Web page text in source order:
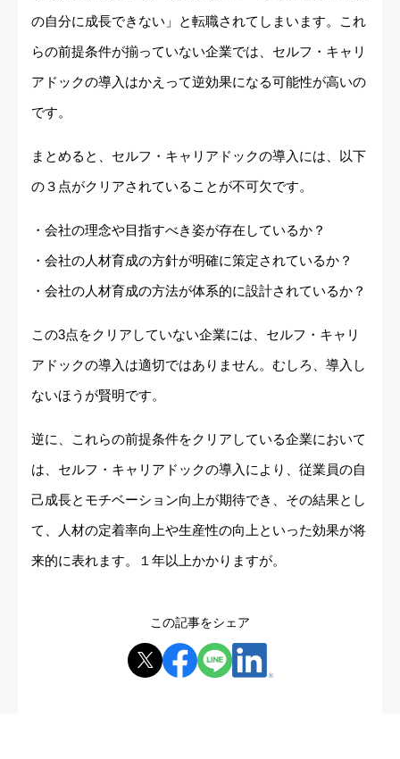
の自分に成長できない」と転職されてしまいます。これ
らの前提条件が揃っていない企業では、セルフ・キャリ
アドックの導入はかえって逆効果になる可能性が高いの
です。
まとめると、セルフ・キャリアドックの導入には、以下
の３点がクリアされていることが不可欠です。
・会社の理念や目指すべき姿が存在しているか？
・会社の人材育成の方針が明確に策定されているか？
・会社の人材育成の方法が体系的に設計されているか？
この3点をクリアしていない企業には、セルフ・キャリ
アドックの導入は適切ではありません。むしろ、導入し
ないほうが賢明です。
逆に、これらの前提条件をクリアしている企業において
は、セルフ・キャリアドックの導入により、従業員の自
己成長とモチベーション向上が期待でき、その結果とし
て、人材の定着率向上や生産性の向上といった効果が将
来的に表れます。１年以上かかりますが。
この記事をシェア